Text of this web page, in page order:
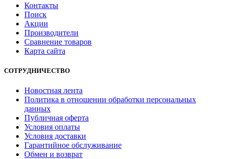
Контакты
Поиск
Акции
Производители
Сравнение товаров
Карта сайта
СОТРУДНИЧЕСТВО
Новостная лента
Политика в отношении обработки персональных
данных
Публичная оферта
Условия оплаты
Условия доставки
Гарантийное обслуживание
Обмен и возврат